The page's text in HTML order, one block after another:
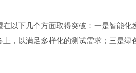
下几个方面取得突破：一是智能化
上，以满足多样化的测试需求；三是